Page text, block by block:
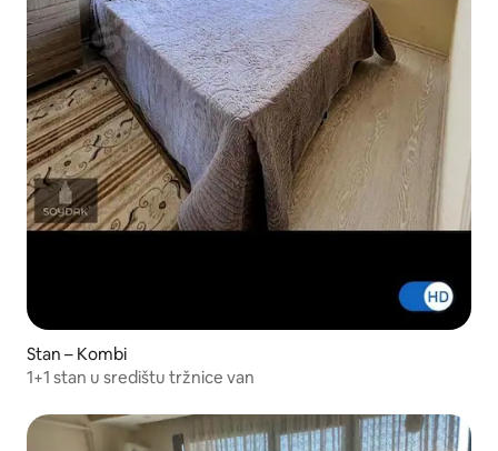
Stan – Kombi
1+1 stan u središtu tržnice van